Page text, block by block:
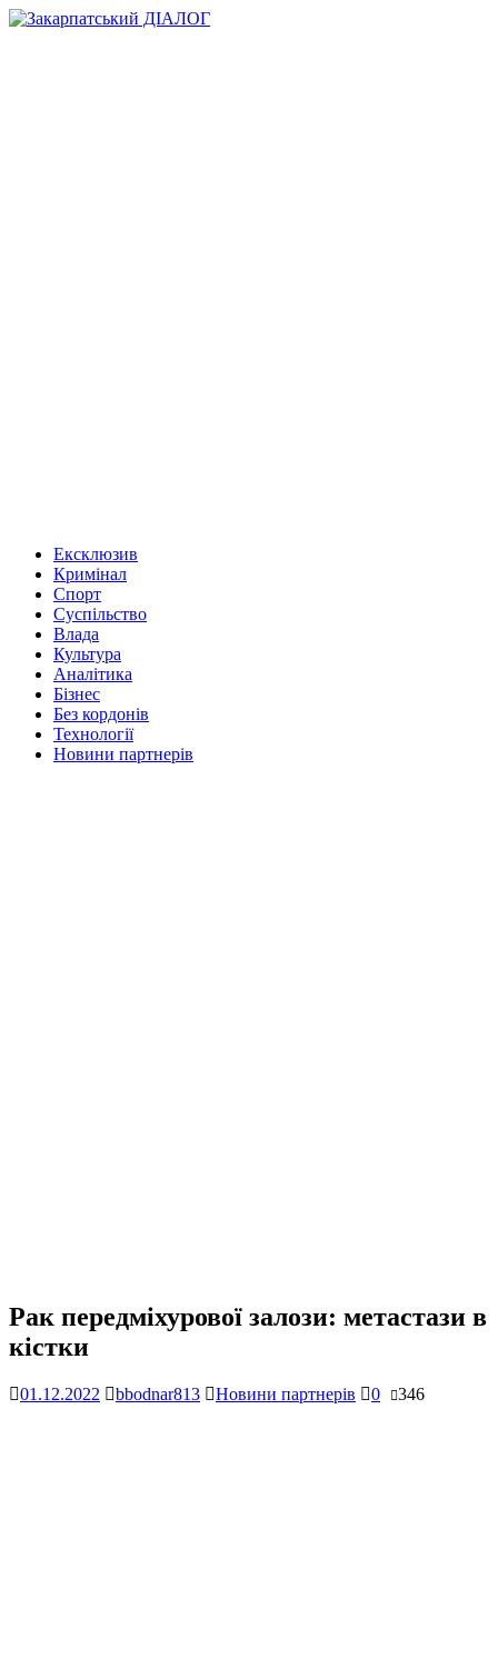
Ексклюзив
Кримінал
Спорт
Суспільство
Влада
Культура
Аналітика
Бізнес
Без кордонів
Технології
Новини партнерів
Рак передміхурової залози: метастази в
кістки
01.12.2022 bbodnar813 Новини партнерів 0 346